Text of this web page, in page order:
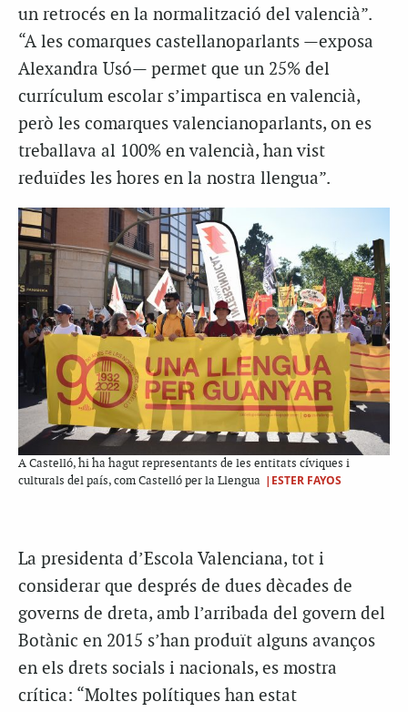
un retrocés en la normalització del valencià”.
“A les comarques castellanoparlants —exposa
Alexandra Usó— permet que un 25% del
currículum escolar s’impartisca en valencià,
però les comarques valencianoparlants, on es
treballava al 100% en valencià, han vist
reduïdes les hores en la nostra llengua”.
A Castelló, hi ha hagut representants de les entitats cíviques i
culturals del país, com Castelló per la Llengua |ESTER FAYOS
La presidenta d’Escola Valenciana, tot i
considerar que després de dues dècades de
governs de dreta, amb l’arribada del govern del
Botànic en 2015 s’han produït alguns avanços
en els drets socials i nacionals, es mostra
crítica: “Moltes polítiques han estat